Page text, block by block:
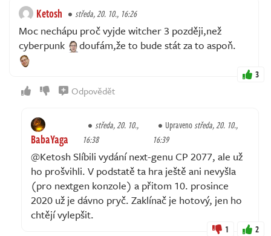
Ketosh středa, 20. 10., 16:26
Moc nechápu proč vyjde witcher 3 později,než
cyberpunk
doufám,že to bude stát za to aspoň.
3
Odpovědět
BabaYaga
středa, 20. 10.,
16:38
Upravenostředa, 20. 10.,
16:39
@Ketosh Slíbili vydání next-genu CP 2077, ale už
ho prošvihli. V podstatě ta hra ještě ani nevyšla
(pro nextgen konzole) a přitom 10. prosince
2020 už je dávno pryč. Zaklínač je hotový, jen ho
chtějí vylepšit.
1 2